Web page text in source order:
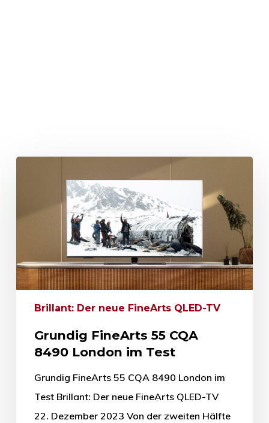
Brillant: Der neue FineArts QLED-TV
Grundig FineArts 55 CQA
8490 London im Test
Grundig FineArts 55 CQA 8490 London im
Test Brillant: Der neue FineArts QLED-TV
22. Dezember 2023 Von der zweiten Hälfte